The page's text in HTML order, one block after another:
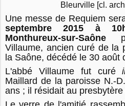
Bleurville [cl.
Une messe de Requiem
septembre 2015 à
Monthureux-sur-Saône
Villaume, ancien curé de la
la Saône, décédé le 30 août
L'abbé Villaume fut curé
Maillard de la paroisse N.-
ans ; il résidait au